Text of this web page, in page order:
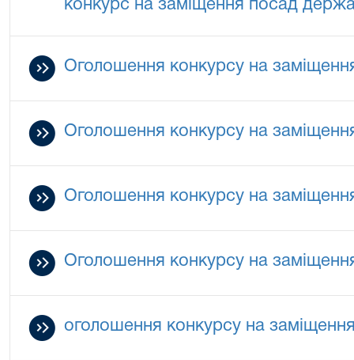
конкурс на заміщення посад
Оголошення конкурсу на
Оголошення конкурсу на
Оголошення конкурсу на
Оголошення конкурсу на
оголошення конкурсу на